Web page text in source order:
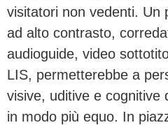
visitatori non vedenti. Un
ad alto contrasto,
audioguide, video
LIS, permetterebbe a
visive, uditive e cognitive
in modo più equo. In